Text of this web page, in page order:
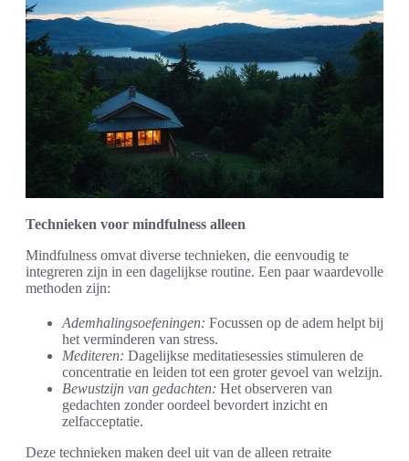
Technieken voor mindfulness alleen
Mindfulness omvat diverse technieken, die eenvoudig te
integreren zijn in een dagelijkse routine. Een paar waardevolle
methoden zijn:
Ademhalingsoefeningen: Focussen op de adem helpt bij
het verminderen van stress.
Mediteren: Dagelijkse meditatiesessies stimuleren de
concentratie en leiden tot een groter gevoel van welzijn.
Bewustzijn van gedachten: Het observeren van
gedachten zonder oordeel bevordert inzicht en
zelfacceptatie.
Deze technieken maken deel uit van de alleen retraite